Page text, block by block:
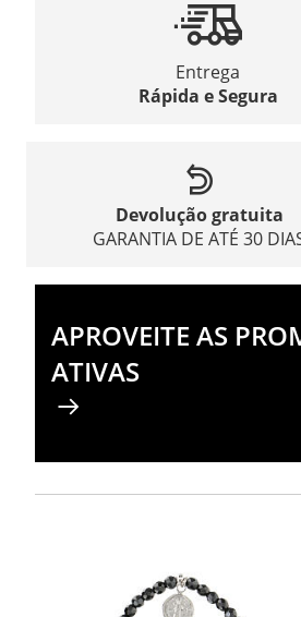
Entrega
Rápida e Segura
Devolução gratuita
GARANTIA DE ATÉ 30
APROVEITE AS
ATIVAS